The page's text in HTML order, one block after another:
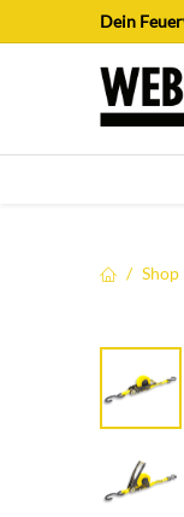
Zum Inhalt springen
Dein
Shop